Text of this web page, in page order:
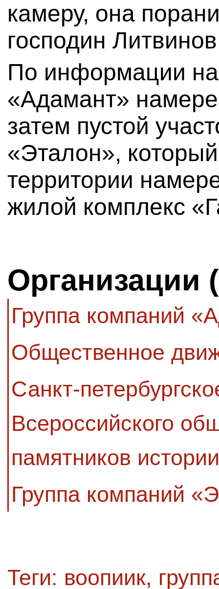
камеру, она
господин
По информации
«Адамант»
затем пустой
«Эталон»,
территории
жилой комплекс
Организации
Группа компаний
Общественное
Санкт-
Всероссийского
памятников
Группа компаний
Теги: воопиик,